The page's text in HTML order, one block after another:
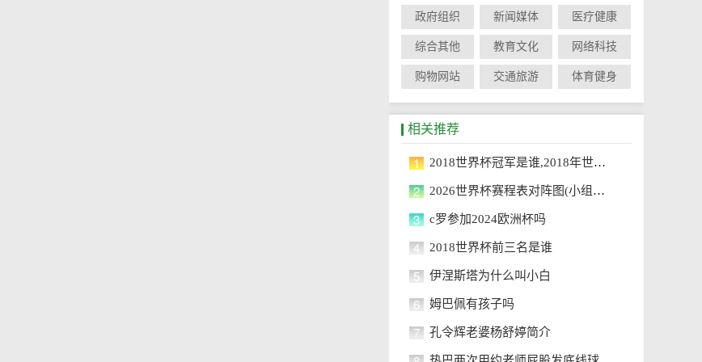
政府组织 新闻媒体 医疗健康
综合其他 教育文化 网络科技
购物网站 交通旅游 体育健身
相关推荐
1 2018世界杯冠军是谁,2018年世界杯冠军阵容详解
2 2026世界杯赛程表对阵图(小组赛+淘汰赛最新版)
3 c罗参加2024欧洲杯吗
4 2018世界杯前三名是谁
5 伊涅斯塔为什么叫小白
6 姆巴佩有孩子吗
7 孔令辉老婆杨舒婷简介